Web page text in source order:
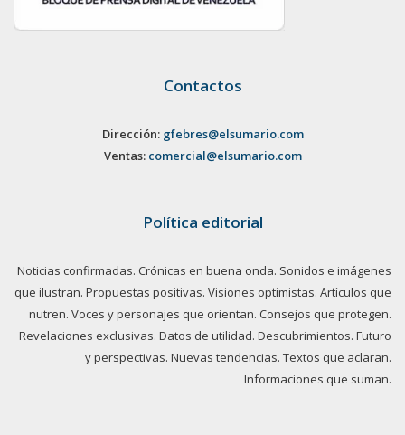
Contactos
Dirección: gfebres@elsumario.com
Ventas: comercial@elsumario.com
Política editorial
Noticias confirmadas. Crónicas en buena onda. Sonidos e imágenes
que ilustran. Propuestas positivas. Visiones optimistas. Artículos que
nutren. Voces y personajes que orientan. Consejos que protegen.
Revelaciones exclusivas. Datos de utilidad. Descubrimientos. Futuro
y perspectivas. Nuevas tendencias. Textos que aclaran.
Informaciones que suman.